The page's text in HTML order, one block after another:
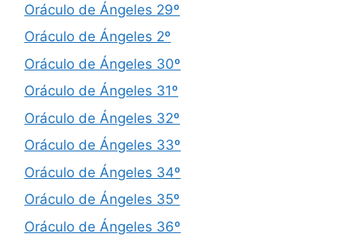
Oráculo de Ángeles 29º
Oráculo de Ángeles 2º
Oráculo de Ángeles 30º
Oráculo de Ángeles 31º
Oráculo de Ángeles 32º
Oráculo de Ángeles 33º
Oráculo de Ángeles 34º
Oráculo de Ángeles 35º
Oráculo de Ángeles 36º